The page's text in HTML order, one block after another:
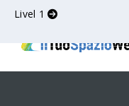
Livel 1